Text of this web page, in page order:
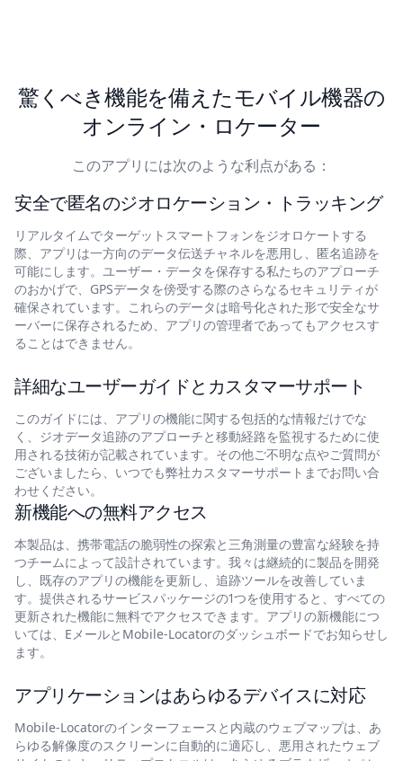
驚くべき機能を備えたモバイル機器の
オンライン・ロケーター
このアプリには次のような利点がある：
安全で匿名のジオロケーション・トラッキング
リアルタイムでターゲットスマートフォンをジオロケートする
際、アプリは一方向のデータ伝送チャネルを悪用し、匿名追跡を
可能にします。ユーザー・データを保存する私たちのアプローチ
のおかげで、GPSデータを傍受する際のさらなるセキュリティが
確保されています。これらのデータは暗号化された形で安全なサ
ーバーに保存されるため、アプリの管理者であってもアクセスす
ることはできません。
詳細なユーザーガイドとカスタマーサポート
このガイドには、アプリの機能に関する包括的な情報だけでな
く、ジオデータ追跡のアプローチと移動経路を監視するために使
用される技術が記載されています。その他ご不明な点やご質問が
ございましたら、いつでも弊社カスタマーサポートまでお問い合
わせください。
新機能への無料アクセス
本製品は、携帯電話の脆弱性の探索と三角測量の豊富な経験を持
つチームによって設計されています。我々は継続的に製品を開発
し、既存のアプリの機能を更新し、追跡ツールを改善していま
す。提供されるサービスパッケージの1つを使用すると、すべての
更新された機能に無料でアクセスできます。アプリの新機能につ
いては、EメールとMobile-Locatorのダッシュボードでお知らせし
ます。
アプリケーションはあらゆるデバイスに対応
Mobile-Locatorのインターフェースと内蔵のウェブマップは、あ
らゆる解像度のスクリーンに自動的に適応し、悪用されたウェブ